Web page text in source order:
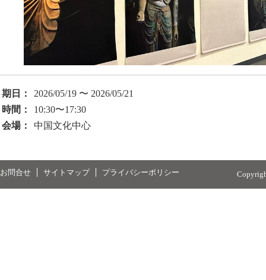
期日：
2026/05/19 〜 2026/05/21
時間：
10:30〜17:30
会場：
中国文化中心
お問合せ サイトマップ プライバシーポリシー